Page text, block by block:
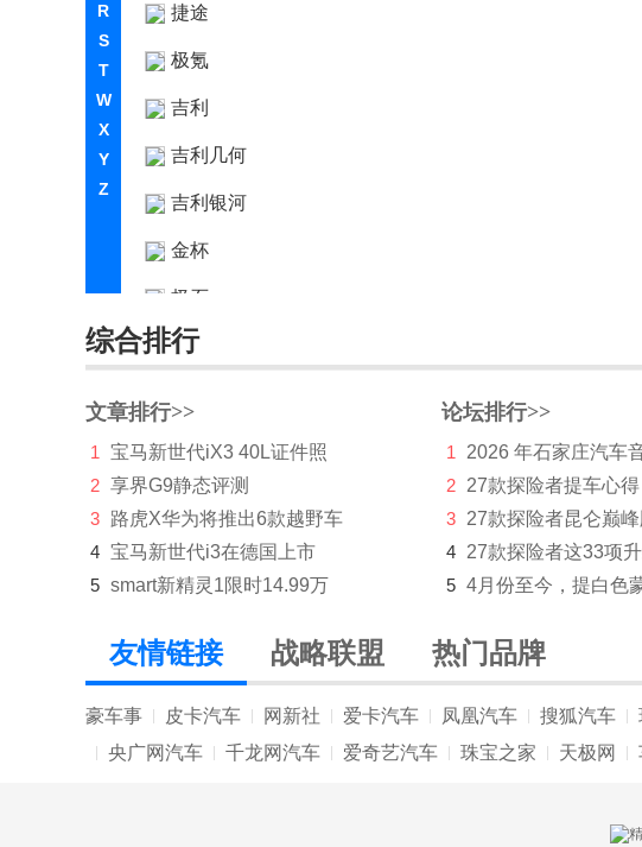
R
S
T
W
X
Y
Z
捷途
极氪
吉利
吉利几何
吉利银河
金杯
极石
K
开瑞
凯翼
L
兰博基尼
岚图
劳斯莱斯
综合排行
文章排行>>
1
宝马新世代iX3 40L证件照
2 享界G9静态评测
3 路虎X华为将推出6款越野车
4 宝马新世代i3在德国上市
5 smart新精灵1限时14.99万
论坛排行>>
1
2026 年石家庄汽车
2 27款探险者提车心得
3 27款探险者昆仑巅
4 27款探险者这33项
5 4月份至今，提白色
友情链接 战略联盟 热门品牌
豪车事 皮卡汽车 网新社 爱卡汽车 凤凰汽车 搜狐汽车
央广网汽车 千龙网汽车 爱奇艺汽车 珠宝之家 天极网